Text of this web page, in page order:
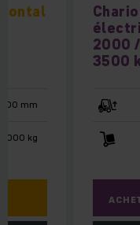
2000
3500
mm
kg